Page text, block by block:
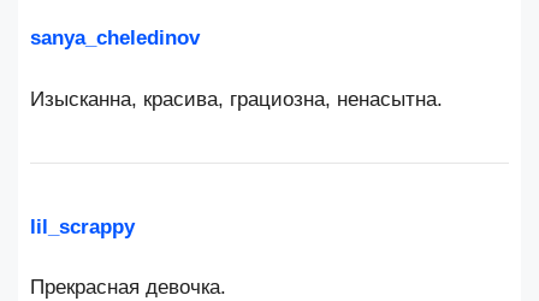
sanya_cheledinov
Изысканна, красива, грациозна, ненасытна.
lil_scrappy
Прекрасная девочка.